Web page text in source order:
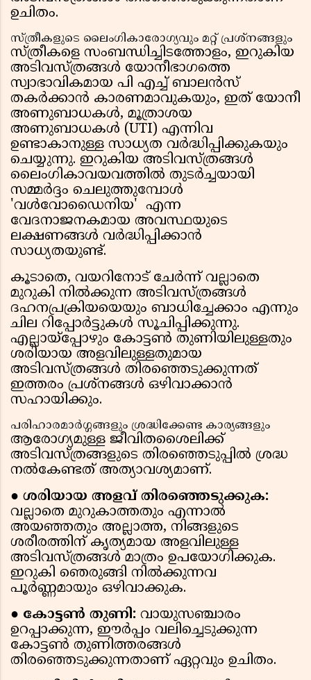
ഉചിതം.
സ്ത്രീകളുടെ ലൈംഗികാരോഗ്യവും മറ്റ് പ്രശ്നങ്ങളും
സ്ത്രീകളെ സംബന്ധിച്ചിടത്തോളം, ഇറുകിയ
അടിവസ്ത്രങ്ങൾ യോനീഭാഗത്തെ
സ്വാഭാവികമായ പി എച്ച് ബാലൻസ്
തകർക്കാൻ കാരണമാവുകയും, ഇത് യോനീ
അണുബാധകൾ, മൂത്രാശയ
അണുബാധകൾ (UTI) എന്നിവ
ഉണ്ടാകാനുള്ള സാധ്യത വർദ്ധിപ്പിക്കുകയും
ചെയ്യുന്നു. ഇറുകിയ അടിവസ്ത്രങ്ങൾ
ലൈംഗികാവയവത്തിൽ തുടർച്ചയായി
സമ്മർദ്ദം ചെലുത്തുമ്പോൾ
'വൾവോഡൈനിയ' എന്ന
വേദനാജനകമായ അവസ്ഥയുടെ
ലക്ഷണങ്ങൾ വർദ്ധിപ്പിക്കാൻ
സാധ്യതയുണ്ട്.
കൂടാതെ, വയറിനോട് ചേർന്ന് വല്ലാതെ
മുറുകി നിൽക്കുന്ന അടിവസ്ത്രങ്ങൾ
ദഹനപ്രക്രിയയെയും ബാധിച്ചേക്കാം എന്നും
ചില റിപ്പോർട്ടുകൾ സൂചിപ്പിക്കുന്നു.
എല്ലായ്‌പ്പോഴും കോട്ടൺ തുണിയിലുള്ളതും
ശരിയായ അളവിലുള്ളതുമായ
അടിവസ്ത്രങ്ങൾ തിരഞ്ഞെടുക്കുന്നത്
ഇത്തരം പ്രശ്നങ്ങൾ ഒഴിവാക്കാൻ
സഹായിക്കും.
പരിഹാരമാർഗ്ഗങ്ങളും ശ്രദ്ധിക്കേണ്ട കാര്യങ്ങളും
ആരോഗ്യമുള്ള ജീവിതശൈലിക്ക്
അടിവസ്ത്രങ്ങളുടെ തിരഞ്ഞെടുപ്പിൽ ശ്രദ്ധ
നൽകേണ്ടത് അത്യാവശ്യമാണ്.
● ശരിയായ അളവ് തിരഞ്ഞെടുക്കുക:
വല്ലാതെ മുറുകാത്തതും എന്നാൽ
അയഞ്ഞതും അല്ലാത്ത, നിങ്ങളുടെ
ശരീരത്തിന് കൃത്യമായ അളവിലുള്ള
അടിവസ്ത്രങ്ങൾ മാത്രം ഉപയോഗിക്കുക.
ഇറുകി ഞെരുങ്ങി നിൽക്കുന്നവ
പൂർണ്ണമായും ഒഴിവാക്കുക.
● കോട്ടൺ തുണി: വായുസഞ്ചാരം
ഉറപ്പാക്കുന്ന, ഈർപ്പം വലിച്ചെടുക്കുന്ന
കോട്ടൺ തുണിത്തരങ്ങൾ
തിരഞ്ഞെടുക്കുന്നതാണ് ഏറ്റവും ഉചിതം.